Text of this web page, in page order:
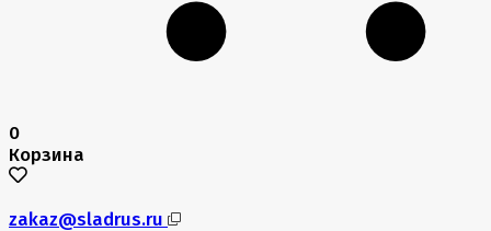
0
Корзина
zakaz@sladrus.ru